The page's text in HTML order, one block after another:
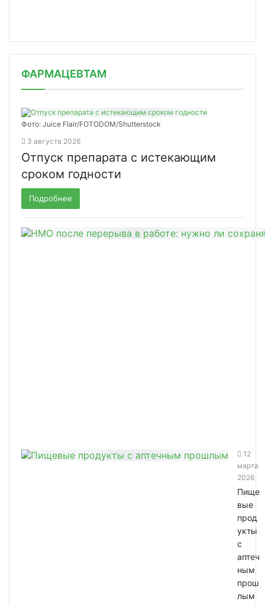
ФАРМАЦЕВТАМ
Фото: Juice Flair/FOTODOM/Shutterstoсk
3 августа 2026
Отпуск препарата с истекающим
сроком годности
Подробнее
12
марта
2026
Пище
вые
прод
укты
с
аптеч
ным
прош
лым